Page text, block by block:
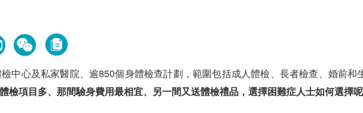
中心及私家醫院、逾850個身體檢查計劃，範圍包括成人體檢、長者檢查、婚前
檢項目多、那間驗身費用最相宜、另一間又送體檢禮品，選擇困難症人士如何選擇